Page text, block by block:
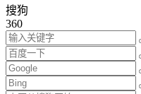
搜狗
360